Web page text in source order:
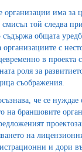
организации има за
той следва
общата
с
в проекта
роля за
съображения.
че се нуждае
на браншовите
на
и дори